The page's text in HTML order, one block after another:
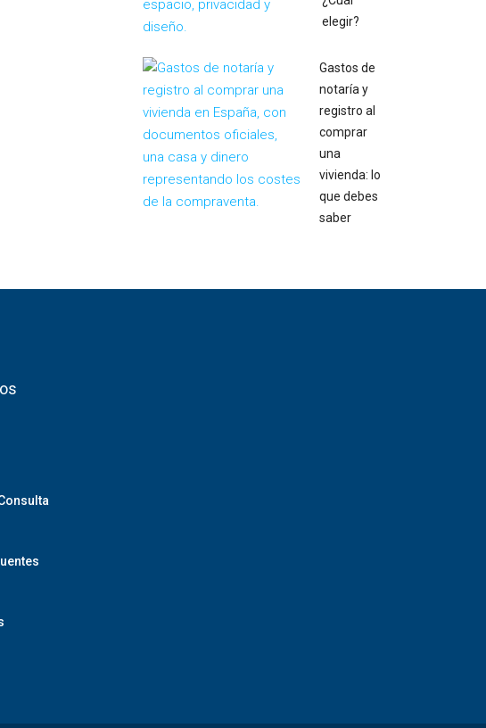
elegir?
Gastos de
notaría y
registro al
comprar
una
vivienda: lo
que debes
saber